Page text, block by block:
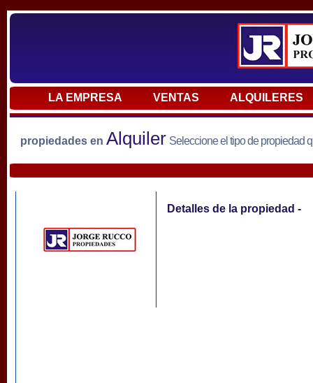
LA EMPRESA VENTAS ALQUILERES
propiedades en Alquiler Seleccione el tipo de propiedad
Detalles de la propiedad -